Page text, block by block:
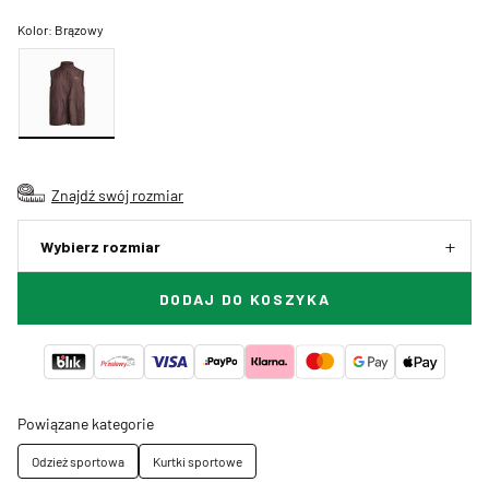
Kolor: Brązowy
Znajdź swój rozmiar
Wybierz rozmiar
DODAJ DO KOSZYKA
Powiązane kategorie
Odzież sportowa Kurtki sportowe